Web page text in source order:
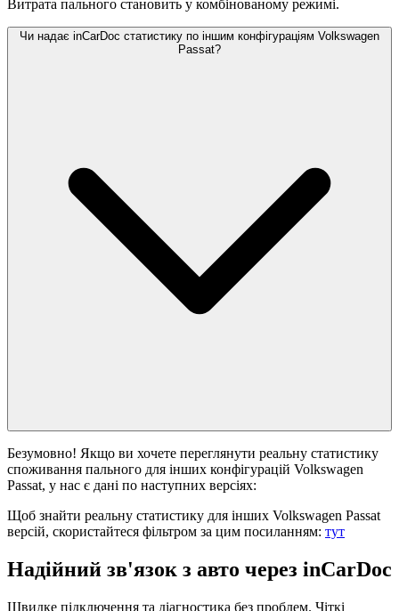
Витрата пального становить у комбінованому режимі.
Чи надає inCarDoc статистику по іншим конфігураціям Volkswagen
Passat?
Безумовно! Якщо ви хочете переглянути реальну статистику
споживання пального для інших конфігурацій Volkswagen
Passat, у нас є дані по наступних версіях:
Щоб знайти реальну статистику для інших Volkswagen Passat
версій, скористайтеся фільтром за цим посиланням: тут
Надійний зв'язок з авто через inCarDoc
Швидке підключення та діагностика без проблем. Чіткі